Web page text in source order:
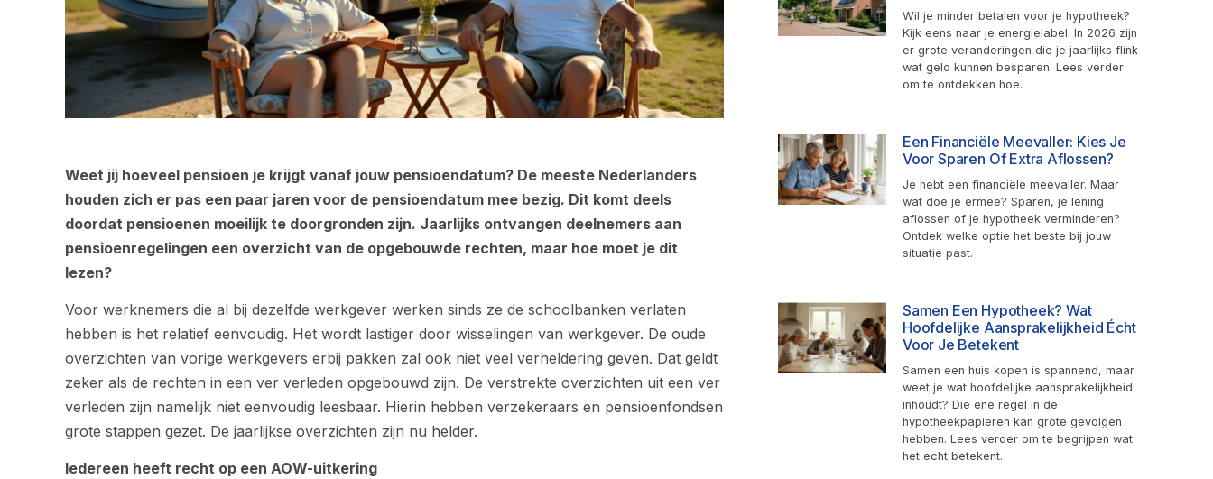
Weet jij hoeveel pensioen je krijgt vanaf jouw pensioendatum? De meeste Nederlanders
houden zich er pas een paar jaren voor de pensioendatum mee bezig. Dit komt deels
doordat pensioenen moeilijk te doorgronden zijn. Jaarlijks ontvangen deelnemers aan
pensioenregelingen een overzicht van de opgebouwde rechten, maar hoe moet je dit
lezen?
Voor werknemers die al bij dezelfde werkgever werken sinds ze de schoolbanken verlaten
hebben is het relatief eenvoudig. Het wordt lastiger door wisselingen van werkgever. De oude
overzichten van vorige werkgevers erbij pakken zal ook niet veel verheldering geven. Dat geldt
zeker als de rechten in een ver verleden opgebouwd zijn. De verstrekte overzichten uit een ver
verleden zijn namelijk niet eenvoudig leesbaar. Hierin hebben verzekeraars en pensioenfondsen
grote stappen gezet. De jaarlijkse overzichten zijn nu helder.
Iedereen heeft recht op een AOW-uitkering
Wil je minder betalen voor je hypotheek?
Kijk eens naar je energielabel. In 2026 zijn
er grote veranderingen die je jaarlijks flink
wat geld kunnen besparen. Lees verder
om te ontdekken hoe.
Een Financiële Meevaller: Kies Je
Voor Sparen Of Extra Aflossen?
Je hebt een financiële meevaller. Maar
wat doe je ermee? Sparen, je lening
aflossen of je hypotheek verminderen?
Ontdek welke optie het beste bij jouw
situatie past.
Samen Een Hypotheek? Wat
Hoofdelijke Aansprakelijkheid Écht
Voor Je Betekent
Samen een huis kopen is spannend, maar
weet je wat hoofdelijke aansprakelijkheid
inhoudt? Die ene regel in de
hypotheekpapieren kan grote gevolgen
hebben. Lees verder om te begrijpen wat
het echt betekent.